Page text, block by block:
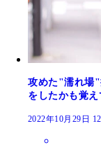
攻めた"濡れ場"
をしたかも覚え
2022年10月29日